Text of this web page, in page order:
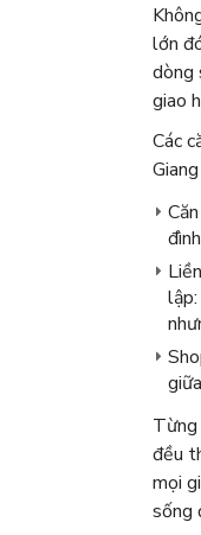
lớn
dòng
giao
Các
đều
mọi
sống